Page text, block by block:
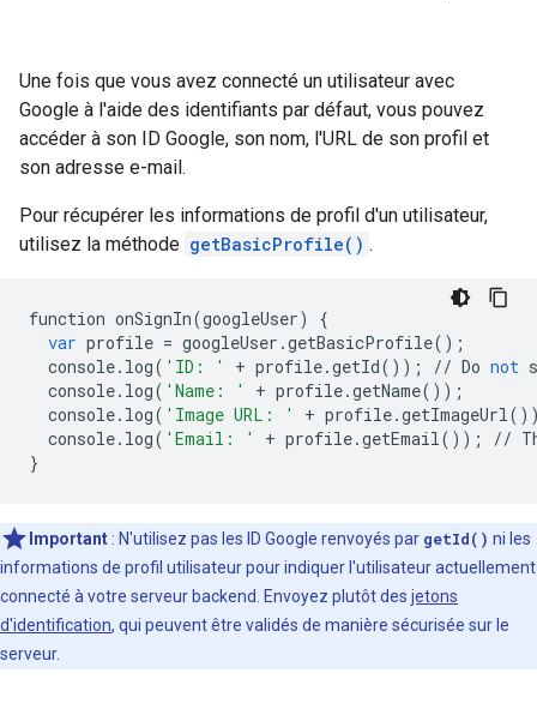
Une fois que vous avez connecté un utilisateur avec
Google à l'aide des identifiants par défaut, vous pouvez
accéder à son ID Google, son nom, l'URL de son profil et
son adresse e-mail.
Pour récupérer les informations de profil d'un utilisateur,
utilisez la méthode getBasicProfile() .
function onSignIn(googleUser)
{
var profile = googleUser .getBasicProfile();
console. log( 'ID: ' + profile.getId()); // Do not
console. log( 'Name: ' + profile.getName());
console. log( 'Image URL: ' + profile.getImageUrl
console. log( 'Email: ' + profile.getEmail()); //
}
Important : N'utilisez pas les ID Google renvoyés par getId() ni les
informations de profil utilisateur pour indiquer l'utilisateur actuellement
connecté à votre serveur backend. Envoyez plutôt des jetons
d'identification, qui peuvent être validés de manière sécurisée sur le
serveur.